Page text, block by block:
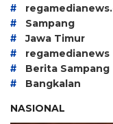
#
# Sampang
# Jawa Timur
# regamedianews
# Berita Sampang
#
Bangkalan
NASIONAL